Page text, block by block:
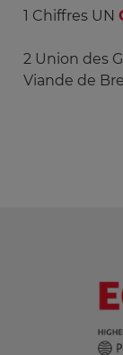
1 Chiffres UN
2 Union des
Viande de